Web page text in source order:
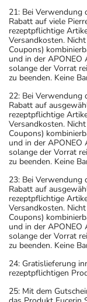
21: Bei Verwendung
Rabatt auf viele
rezeptpflichtige
Versandkosten.
Coupons)
und in der APONEO
solange der Vorrat
zu beenden. Keine
22: Bei Verwendung
Rabatt auf
rezeptpflichtige
Versandkosten.
Coupons)
und in der APONEO
solange der Vorrat
zu beenden. Keine
23: Bei Verwendung
Rabatt auf
rezeptpflichtige
Versandkosten.
Coupons)
und in der APONEO
solange der Vorrat
zu beenden. Keine
24: Gratislieferung
rezeptpflichtigen
25: Mit dem